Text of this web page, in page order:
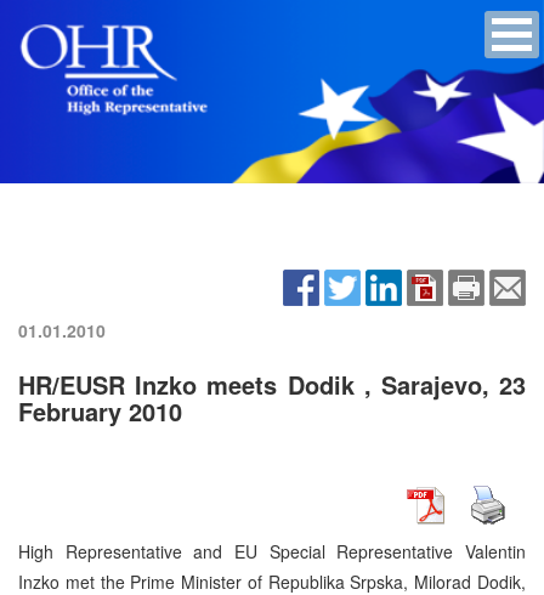
01.01.2010
HR/EUSR Inzko meets Dodik , Sarajevo, 23
February 2010
High Representative and EU Special Representative Valentin
Inzko met the Prime Minister of Republika Srpska, Milorad Dodik,